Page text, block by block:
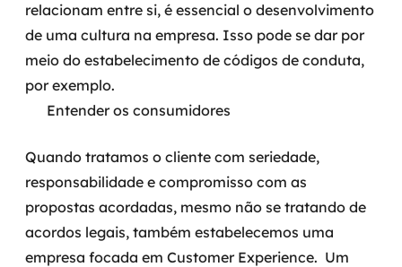
relacionam entre si, é essencial o desenvolvimento
de uma cultura na empresa. Isso pode se dar por
meio do estabelecimento de códigos de conduta,
por exemplo.
Entender os consumidores
Quando tratamos o cliente com seriedade,
responsabilidade e compromisso com as
propostas acordadas, mesmo não se tratando de
acordos legais, também estabelecemos uma
empresa focada em Customer Experience. Um